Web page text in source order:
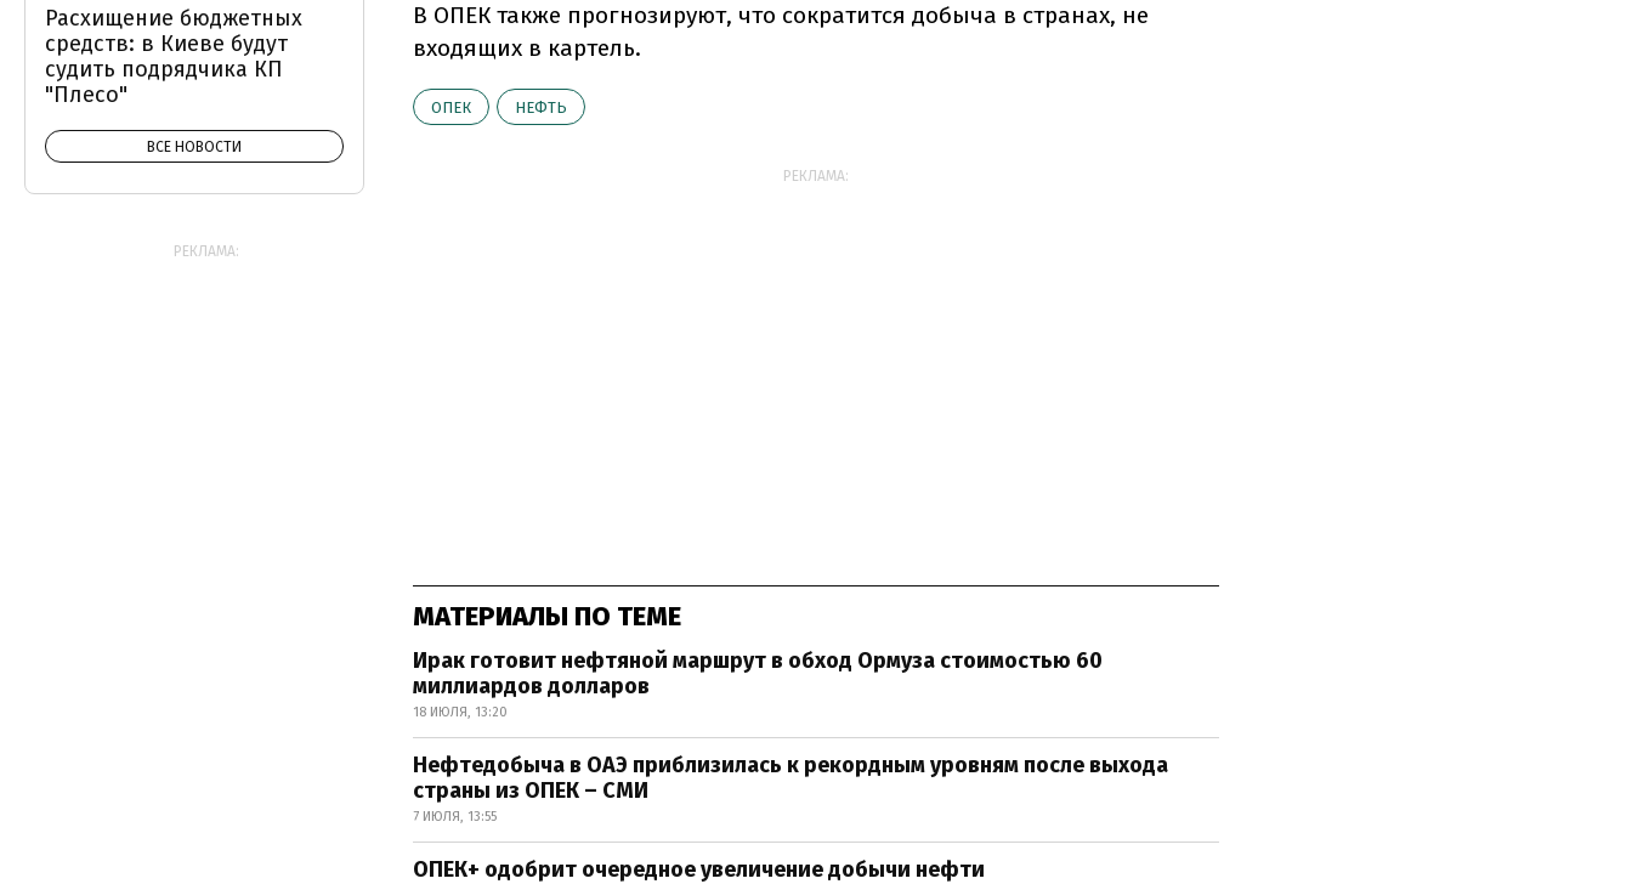
В ОПЕК также прогнозируют, что сократится добыча в странах, не
входящих в картель.
ОПЕК НЕФТЬ
РЕКЛАМА:
МАТЕРИАЛЫ ПО ТЕМЕ
Ирак готовит нефтяной маршрут в обход Ормуза стоимостью 60
миллиардов долларов
18 ИЮЛЯ, 13:20
Нефтедобыча в ОАЭ приблизилась к рекордным уровням после выхода
страны из ОПЕК – СМИ
7 ИЮЛЯ, 13:55
ОПЕК+ одобрит очередное увеличение добычи нефти
Расхищение бюджетных
средств: в Киеве будут
судить подрядчика КП
"Плесо"
ВСЕ НОВОСТИ
РЕКЛАМА: